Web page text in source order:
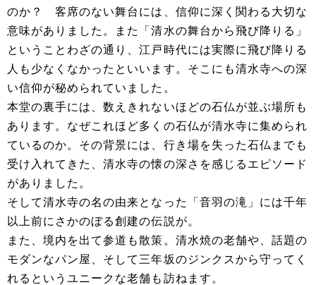
のか？ 客席のない舞台には、信仰に深く関わる大切な
意味がありました。また「清水の舞台から飛び降りる」
ということわざの通り、江戸時代には実際に飛び降りる
人も少なくなかったといいます。そこにも清水寺への深
い信仰が秘められていました。
本堂の裏手には、数えきれないほどの石仏が並ぶ場所も
あります。なぜこれほど多くの石仏が清水寺に集められ
ているのか。その背景には、行き場を失った石仏までも
受け入れてきた、清水寺の懐の深さを感じるエピソード
がありました。
そして清水寺の名の由来となった「音羽の滝」には千年
以上前にさかのぼる創建の伝説が。
また、境内を出て参道も散策。清水焼の老舗や、話題の
モダンなパン屋、そして三年坂のジンクスから守ってく
れるというユニークな老舗も訪ねます。